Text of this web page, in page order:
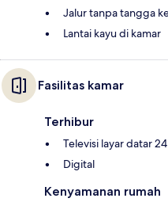
Jalur tanpa tangga
Lantai kayu di kamar
Fasilitas kamar
Terhibur
Televisi layar datar
Digital
Kenyamanan rumah